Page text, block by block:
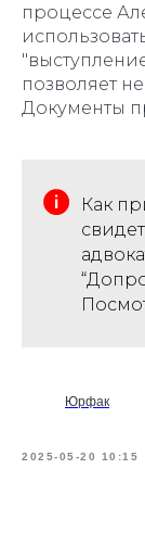
процессе
позволяет
Документы
Как
Юрфак
2025-05-20 10:15